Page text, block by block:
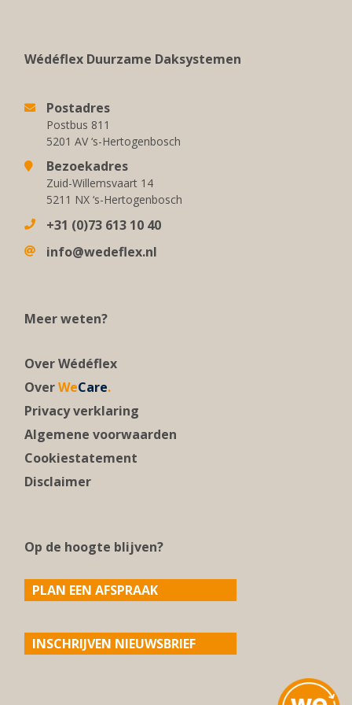
Wédéflex Duurzame Daksystemen
Postadres
Postbus 811
5201 AV ‘s-Hertogenbosch
Bezoekadres
Zuid-Willemsvaart 14
5211 NX ‘s-Hertogenbosch
+31 (0)73 613 10 40
info@wedeflex.nl
Meer weten?
Over Wédéflex
OverWeCare.
Privacy verklaring
Algemene voorwaarden
Cookiestatement
Disclaimer
Op de hoogte blijven?
PLAN EEN AFSPRAAK
INSCHRIJVEN NIEUWSBRIEF